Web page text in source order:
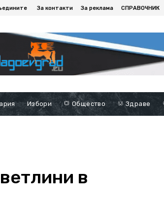
За контакти За реклама СПРАВОЧНИК
Избори Общество Здраве
в